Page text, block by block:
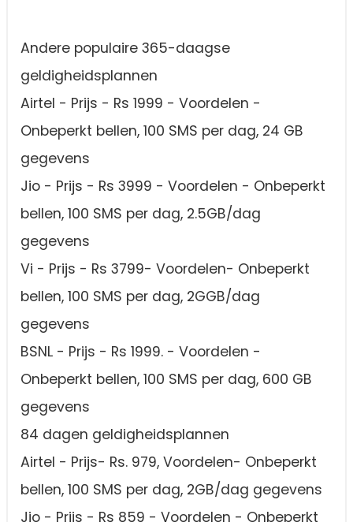
Andere populaire 365-daagse
geldigheidsplannen
Airtel - Prijs - Rs 1999 - Voordelen -
Onbeperkt bellen, 100 SMS per dag, 24 GB
gegevens
Jio - Prijs - Rs 3999 - Voordelen - Onbeperkt
bellen, 100 SMS per dag, 2.5GB/dag
gegevens
Vi - Prijs - Rs 3799- Voordelen- Onbeperkt
bellen, 100 SMS per dag, 2GGB/dag
gegevens
BSNL - Prijs - Rs 1999. - Voordelen -
Onbeperkt bellen, 100 SMS per dag, 600 GB
gegevens
84 dagen geldigheidsplannen
Airtel - Prijs- Rs. 979, Voordelen- Onbeperkt
bellen, 100 SMS per dag, 2GB/dag gegevens
Jio - Prijs - Rs 859 - Voordelen - Onbeperkt